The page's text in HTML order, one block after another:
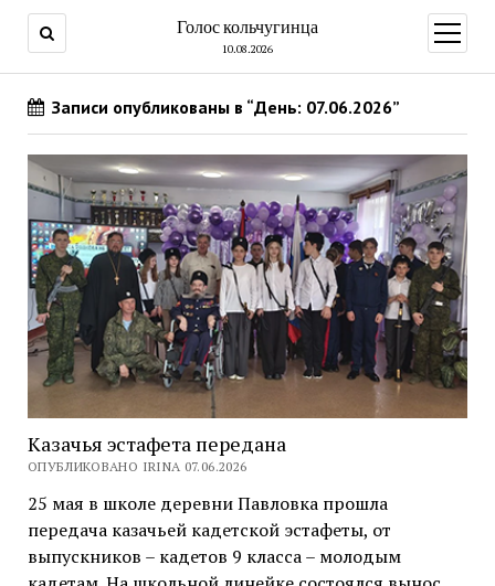
Голос кольчугинца
10.08.2026
меню
Записи опубликованы в “День: 07.06.2026”
Казачья эстафета передана
ОПУБЛИКОВАНО IRINA 07.06.2026
25 мая в школе деревни Павловка прошла
передача казачьей кадетской эстафеты, от
выпускников – кадетов 9 класса – молодым